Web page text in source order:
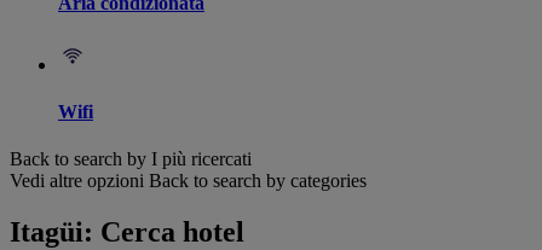
Wifi
Back to search by I più ricercati
Vedi altre opzioni Back to search by categories
Itagüi: Cerca hotel